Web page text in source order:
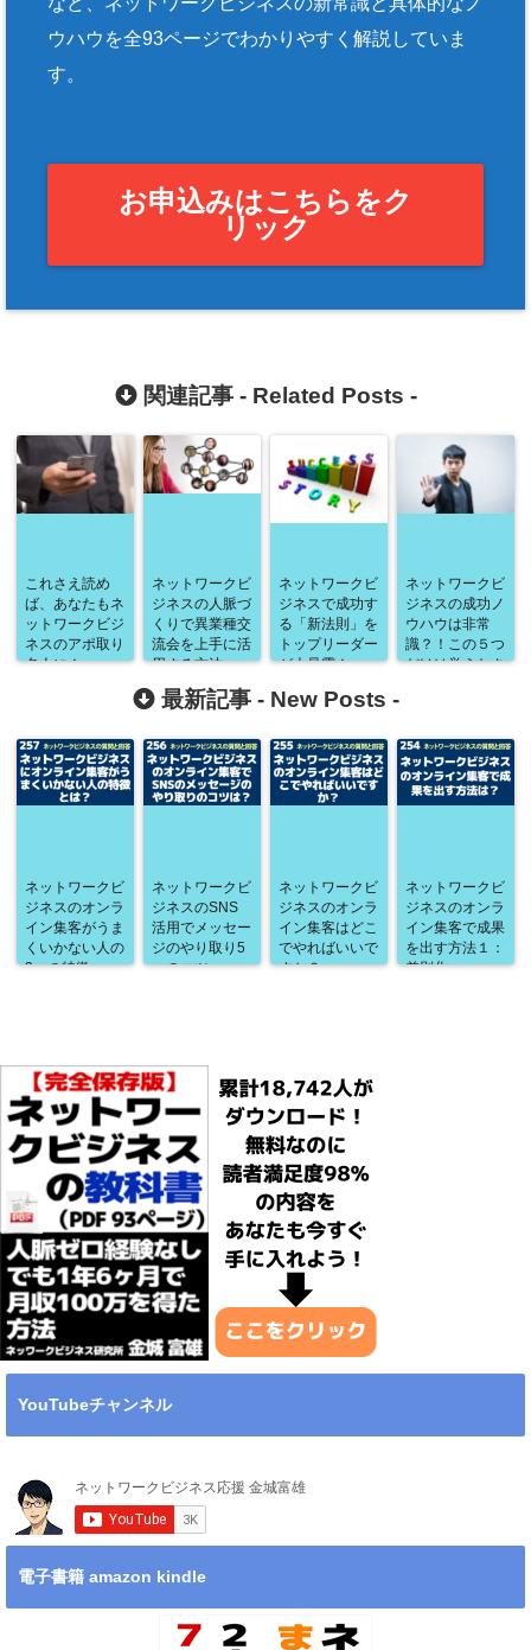
ウハウを全93ページでわかりやすく解説していま
す。
お申込みはこちらをク
リック
関連記事 - Related Posts -
これさえ読め
ば、あなたもネ
ットワークビジ
ネスのアポ取り
名人に！
ネットワークビ
ジネスの人脈づ
くりで異業種交
流会を上手に活
用する方法
ネットワークビ
ジネスで成功す
る「新法則」を
トップリーダー
が大暴露！
ネットワークビ
ジネスの成功ノ
ウハウは非常
識？！この５つ
だけは覚えなさ
最新記事 - New Posts -
ネットワークビ
ジネスのオンラ
イン集客がうま
くいかない人の
3つの特徴
ネットワークビ
ジネスのSNS
活用でメッセー
ジのやり取り5
つのコツ
ネットワークビ
ジネスのオンラ
イン集客はどこ
でやればいいで
すか？
ネットワークビ
ジネスのオンラ
イン集客で成果
を出す方法１：
差別化
YouTubeチャンネル
電子書籍 amazon kindle